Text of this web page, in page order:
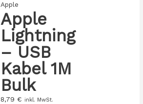
Apple
Apple
Lightning
– USB
Kabel 1M
Bulk
8,79 € inkl. MwSt.